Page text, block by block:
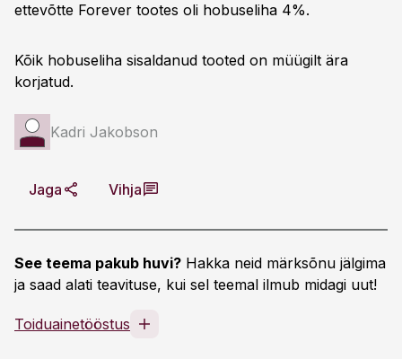
ettevõtte Forever tootes oli hobuseliha 4%.
Kõik hobuseliha sisaldanud tooted on müügilt ära
korjatud.
Kadri Jakobson
Jaga Vihja
See teema pakub huvi? Hakka neid märksõnu jälgima
ja saad alati teavituse, kui sel teemal ilmub midagi uut!
Toiduainetööstus